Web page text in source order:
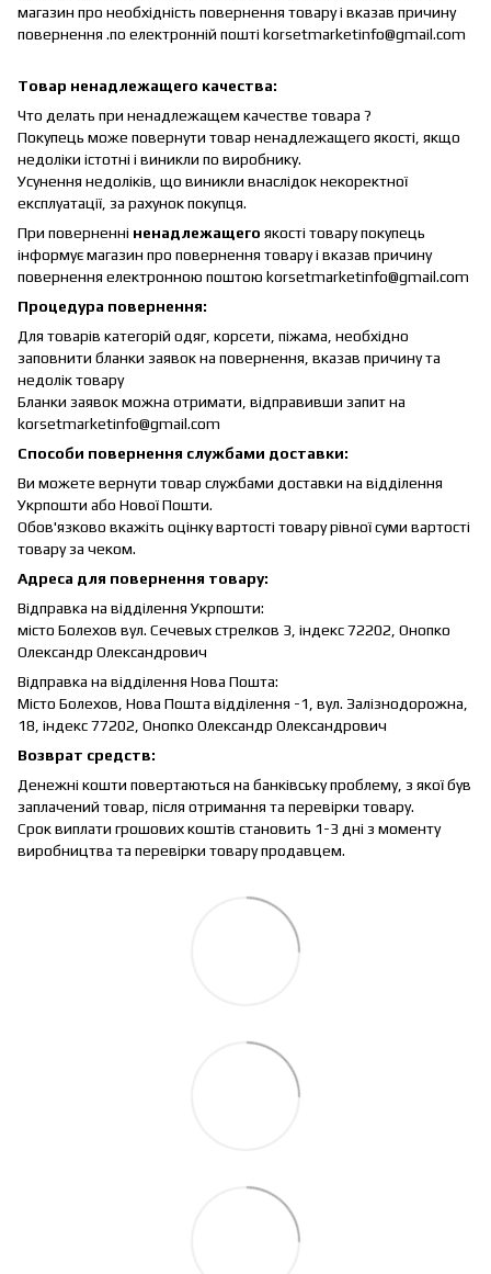
магазин про необхідність повернення товару і вказав причину
повернення .по електронній пошті korsetmarketinfo@gmail.com
Товар ненадлежащего качества:
Что делать при ненадлежащем качестве товара ?
Покупець може повернути товар ненадлежащего якості, якщо
недоліки істотні і виникли по виробнику.
Усунення недоліків, що виникли внаслідок некоректної
експлуатації, за рахунок покупця.
При поверненні ненадлежащего якості товару покупець
інформує магазин про повернення товару і вказав причину
повернення електронною поштою korsetmarketinfo@gmail.com
Процедура повернення:
Для товарів категорій одяг, корсети, піжама, необхідно
заповнити бланки заявок на повернення, вказав причину та
недолік товару
Бланки заявок можна отримати, відправивши запит на
korsetmarketinfo@gmail.com
Способи повернення службами доставки:
Ви можете вернути товар службами доставки на відділення
Укрпошти або Нової Пошти.
Обов'язково вкажіть оцінку вартості товару рівної суми вартості
товару за чеком.
Адреса для повернення товару:
Відправка на відділення Укрпошти:
місто Болехов вул. Сечевых стрелков 3, індекс 72202, Онопко
Олександр Олександрович
Відправка на відділення Нова Пошта:
Місто Болехов, Нова Пошта відділення -1, вул. Залізнодорожна,
18, індекс 77202, Онопко Олександр Олександрович
Возврат средств:
Денежні кошти повертаються на банківську проблему, з якої був
заплачений товар, після отримання та перевірки товару.
Срок виплати грошових коштів становить 1-3 дні з моменту
виробництва та перевірки товару продавцем.